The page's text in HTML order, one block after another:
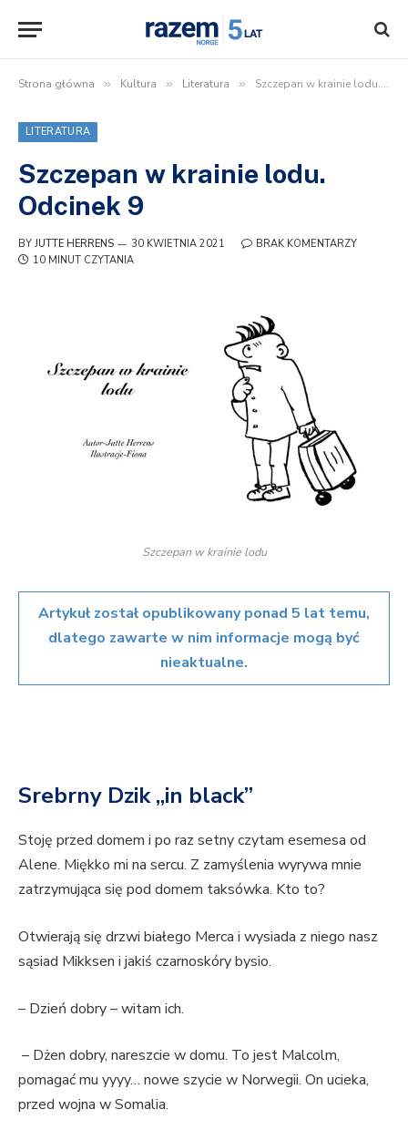
Strona główna » Kultura » Literatura » Szczepan w krainie lodu. Odcinek 9
LITERATURA
Szczepan w krainie lodu.
Odcinek 9
BY JUTTE HERRENS 30 KWIETNIA 2021
BRAK KOMENTARZY
10 MINUT CZYTANIA
Szczepan w krainie lodu
Artykuł został opublikowany ponad 5 lat temu,
dlatego zawarte w nim informacje mogą być
nieaktualne.
Srebrny Dzik „in black”
Stoję przed domem i po raz setny czytam esemesa od
Alene. Miękko mi na sercu. Z zamyślenia wyrywa mnie
zatrzymująca się pod domem taksówka. Kto to?
Otwierają się drzwi białego Merca i wysiada z niego nasz
sąsiad Mikksen i jakiś czarnoskóry bysio.
– Dzień dobry – witam ich.
– Dżen dobry, nareszcie w domu. To jest Malcolm,
pomagać mu yyyy… nowe szycie w Norwegii. On ucieka,
przed wojna w Somalia.